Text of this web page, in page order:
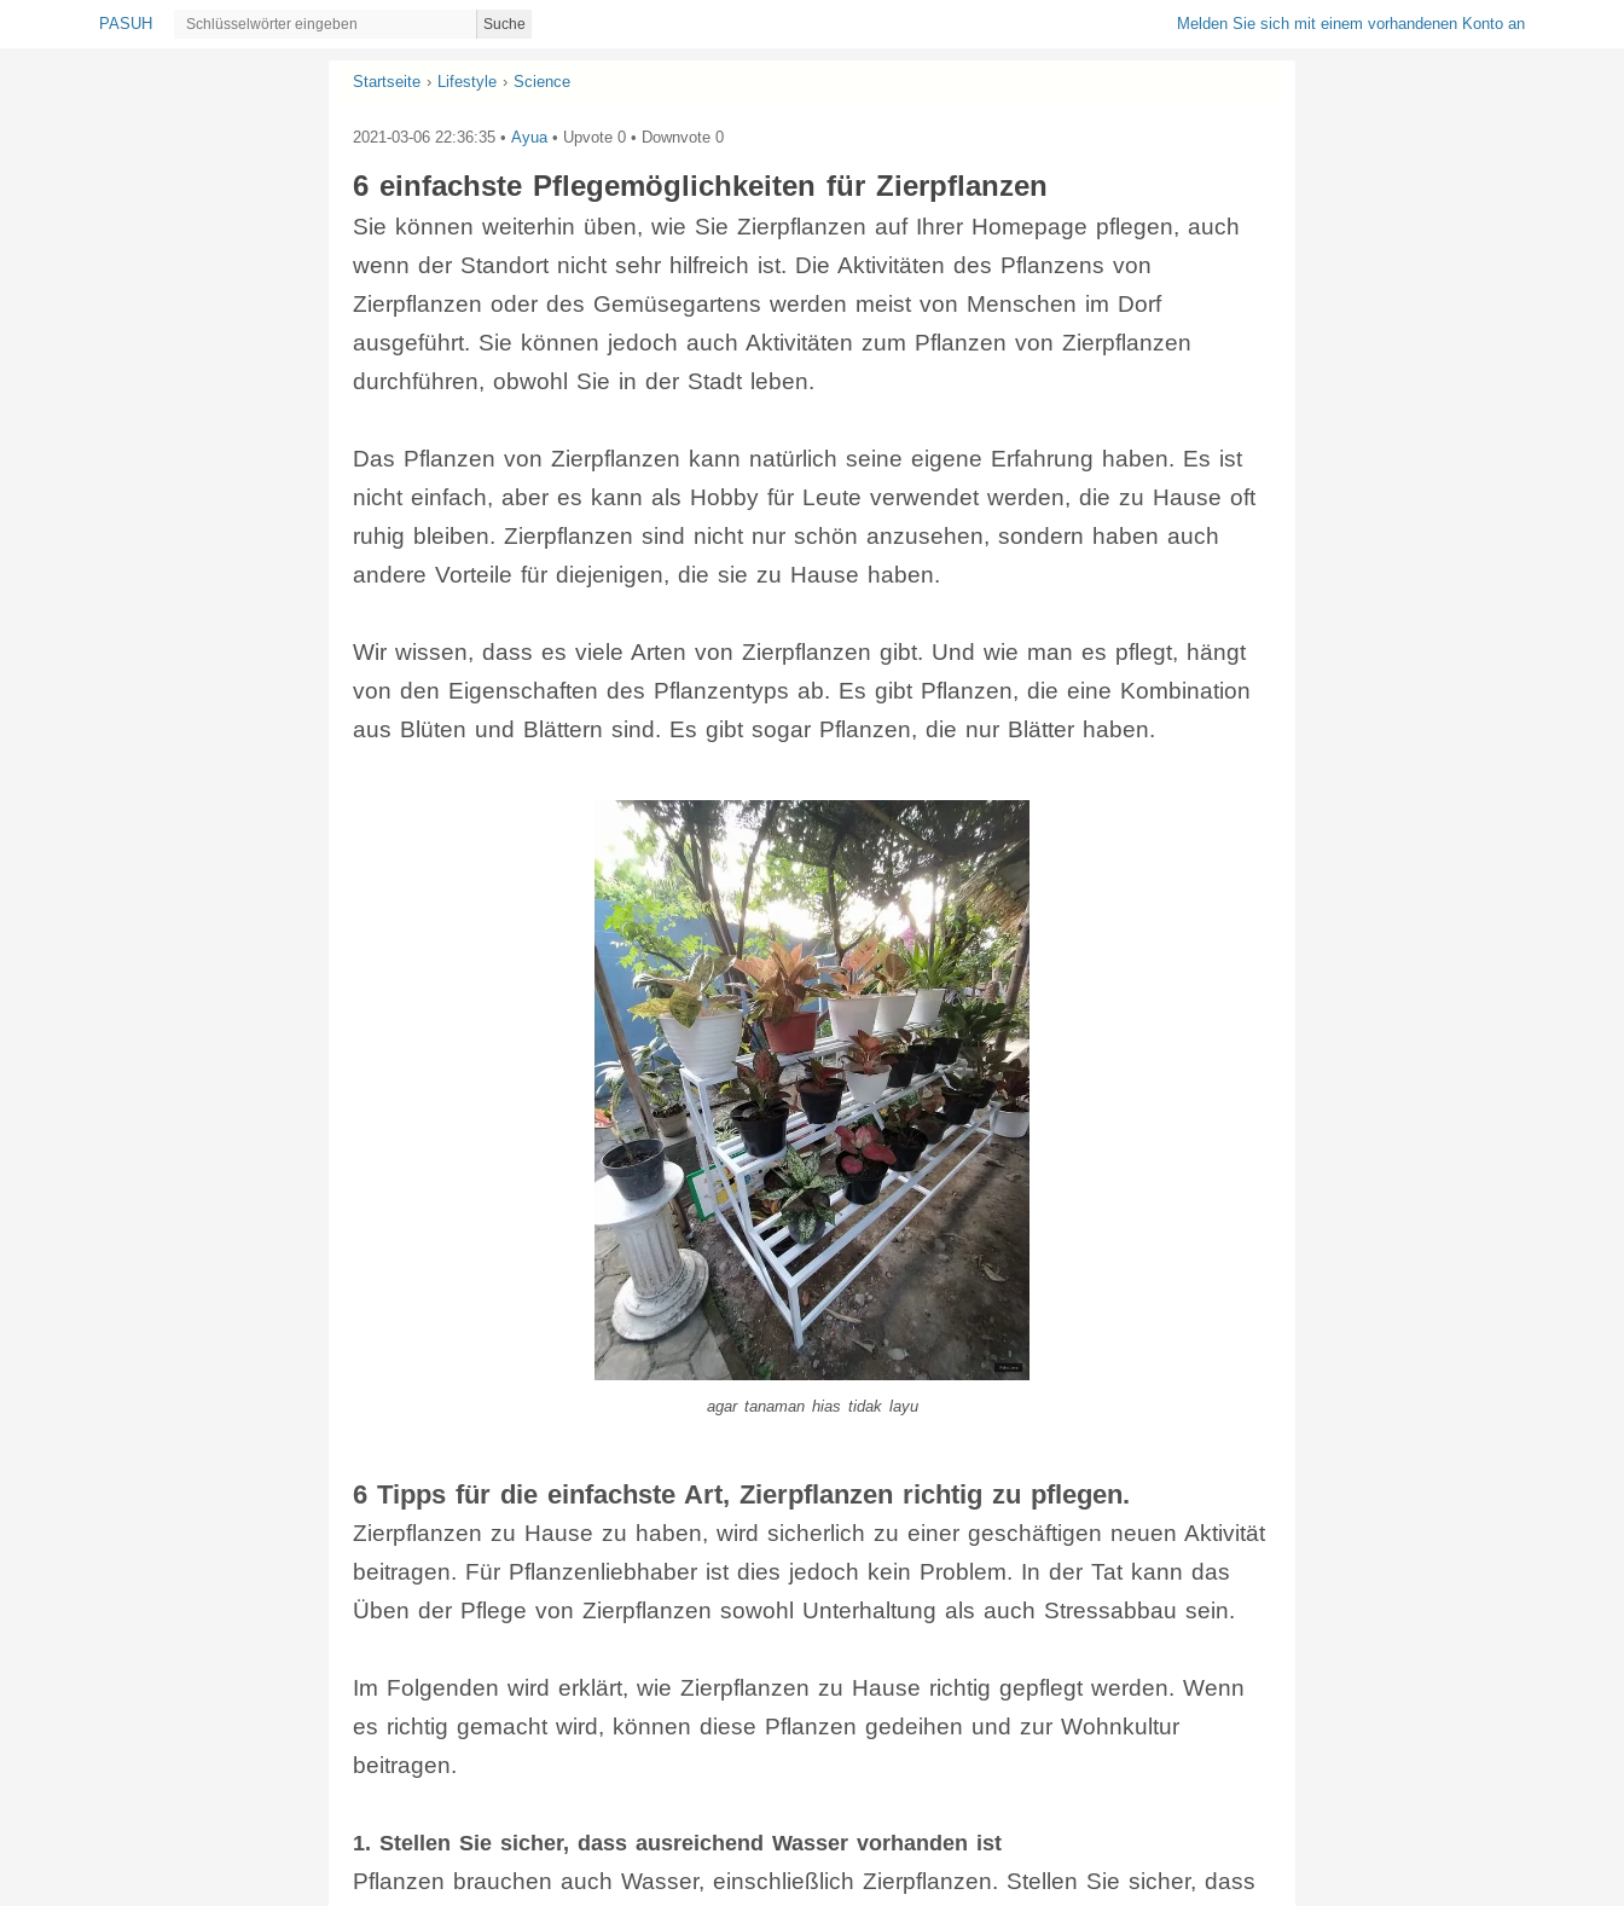
PASUH Suche Melden Sie sich mit einem vorhandenen Konto an
Startseite › Lifestyle › Science
2021-03-06 22:36:35 • Ayua• Upvote 0 • Downvote 0
6 einfachste Pflegemöglichkeiten für Zierpflanzen
Sie können weiterhin üben, wie Sie Zierpflanzen auf Ihrer Homepage pflegen, auch
wenn der Standort nicht sehr hilfreich ist. Die Aktivitäten des Pflanzens von
Zierpflanzen oder des Gemüsegartens werden meist von Menschen im Dorf
ausgeführt. Sie können jedoch auch Aktivitäten zum Pflanzen von Zierpflanzen
durchführen, obwohl Sie in der Stadt leben.
Das Pflanzen von Zierpflanzen kann natürlich seine eigene Erfahrung haben. Es ist
nicht einfach, aber es kann als Hobby für Leute verwendet werden, die zu Hause oft
ruhig bleiben. Zierpflanzen sind nicht nur schön anzusehen, sondern haben auch
andere Vorteile für diejenigen, die sie zu Hause haben.
Wir wissen, dass es viele Arten von Zierpflanzen gibt. Und wie man es pflegt, hängt
von den Eigenschaften des Pflanzentyps ab. Es gibt Pflanzen, die eine Kombination
aus Blüten und Blättern sind. Es gibt sogar Pflanzen, die nur Blätter haben.
agar tanaman hias tidak layu
6 Tipps für die einfachste Art, Zierpflanzen richtig zu pflegen.
Zierpflanzen zu Hause zu haben, wird sicherlich zu einer geschäftigen neuen Aktivität
beitragen. Für Pflanzenliebhaber ist dies jedoch kein Problem. In der Tat kann das
Üben der Pflege von Zierpflanzen sowohl Unterhaltung als auch Stressabbau sein.
Im Folgenden wird erklärt, wie Zierpflanzen zu Hause richtig gepflegt werden. Wenn
es richtig gemacht wird, können diese Pflanzen gedeihen und zur Wohnkultur
beitragen.
1. Stellen Sie sicher, dass ausreichend Wasser vorhanden ist
Pflanzen brauchen auch Wasser, einschließlich Zierpflanzen. Stellen Sie sicher, dass